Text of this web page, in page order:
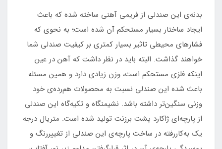
دارد
فوم لبه پایینی صندلی
دارد
فوم زیر نشیمنگاه
دارد
بدنه‌ی این صندلی از فریمی آهنی ساخته شده که باعث
ایجاد ساختار بسیار مستحکم آن شده است؛ به نحوی که
فشارهای محیطی تاثیر بسیار کمتری بر کیفیت صندلی شما
خواهند گذاشت. البته باید در نظر داشت که آهن در عین
اینکه فلزی مستحکم است، وزن زیادی دارد و همین مسئله
باعث شده این صندلی نسبت به محصولات هم‌رده‌ی خود
وزنی سنگین‌تر داشته باشد. نشیمنگاه و تکیه‌گاه این صندلی
از پارچه‌ای ژاکارد پشت برزنت تولید شده است. متریال درجه
یک به‌کاررفته در ساخت پارچه‌ی این صندلی از تغییررنگ و